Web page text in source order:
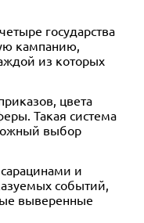
The Awoken: Katzu
₽ 1 390 ₽ -20%
Minimoto: Kamuy
₽
Cult of Yurei: Nintoku
₽ 1 390 ₽ -20%
государства
кампанию,
из которых
цвета
Такая система
выбор
и
событий,
выверенные